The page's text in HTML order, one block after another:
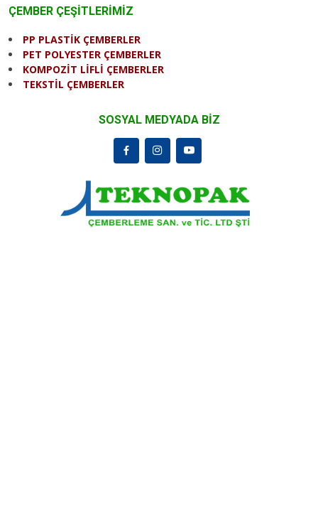
ÇEMBER ÇEŞİTLERİMİZ
PP PLASTİK ÇEMBERLER
PET POLYESTER ÇEMBERLER
KOMPOZİT LİFLİ ÇEMBERLER
TEKSTİL ÇEMBERLER
SOSYAL MEDYADA BİZ